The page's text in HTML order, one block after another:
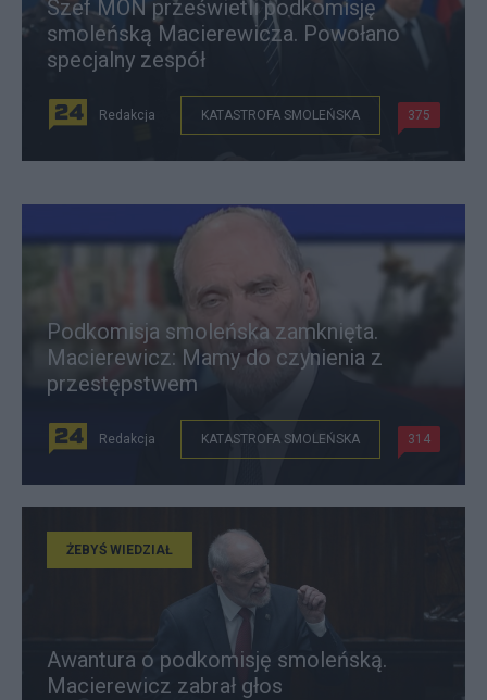
Szef MON prześwietli podkomisję
smoleńską Macierewicza. Powołano
specjalny zespół
Redakcja KATASTROFA SMOLEŃSKA 375
Podkomisja smoleńska zamknięta.
Macierewicz: Mamy do czynienia z
przestępstwem
Redakcja KATASTROFA SMOLEŃSKA 314
ŻEBYŚ WIEDZIAŁ
Awantura o podkomisję smoleńską.
Macierewicz zabrał głos